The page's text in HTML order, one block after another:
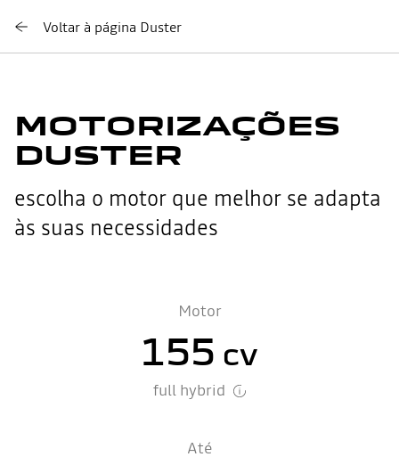
Voltar à página Duster
MOTORIZAÇÕES
DUSTER
escolha o motor que melhor se adapta
às suas necessidades
Motor
155 cv
full hybrid
Até